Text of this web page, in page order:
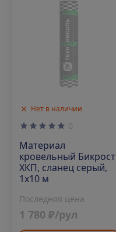
Нет в наличии
0
Материал
кровельный Бикрост
ХКП, сланец серый,
1х10 м
Последняя цена
1 780 ₽/рул